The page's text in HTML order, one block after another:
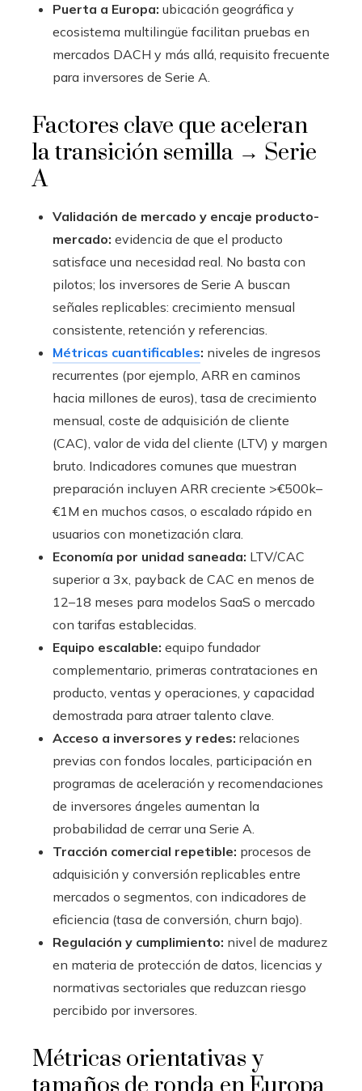
Puerta a Europa: ubicación geográfica y
ecosistema multilingüe facilitan pruebas en
mercados DACH y más allá, requisito frecuente
para inversores de Serie A.
Factores clave que aceleran
la transición semilla → Serie
A
Validación de mercado y encaje producto-
mercado: evidencia de que el producto
satisface una necesidad real. No basta con
pilotos; los inversores de Serie A buscan
señales replicables: crecimiento mensual
consistente, retención y referencias.
Métricas cuantificables: niveles de ingresos
recurrentes (por ejemplo, ARR en caminos
hacia millones de euros), tasa de crecimiento
mensual, coste de adquisición de cliente
(CAC), valor de vida del cliente (LTV) y margen
bruto. Indicadores comunes que muestran
preparación incluyen ARR creciente >€500k–
€1M en muchos casos, o escalado rápido en
usuarios con monetización clara.
Economía por unidad saneada: LTV/CAC
superior a 3x, payback de CAC en menos de
12–18 meses para modelos SaaS o mercado
con tarifas establecidas.
Equipo escalable: equipo fundador
complementario, primeras contrataciones en
producto, ventas y operaciones, y capacidad
demostrada para atraer talento clave.
Acceso a inversores y redes: relaciones
previas con fondos locales, participación en
programas de aceleración y recomendaciones
de inversores ángeles aumentan la
probabilidad de cerrar una Serie A.
Tracción comercial repetible: procesos de
adquisición y conversión replicables entre
mercados o segmentos, con indicadores de
eficiencia (tasa de conversión, churn bajo).
Regulación y cumplimiento: nivel de madurez
en materia de protección de datos, licencias y
normativas sectoriales que reduzcan riesgo
percibido por inversores.
Métricas orientativas y